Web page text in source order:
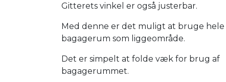
Gitterets vinkel er også justerbar.
Med denne er det muligt at bruge hele
bagagerum som liggeområde.
Det er simpelt at folde væk for brug af
bagagerummet.